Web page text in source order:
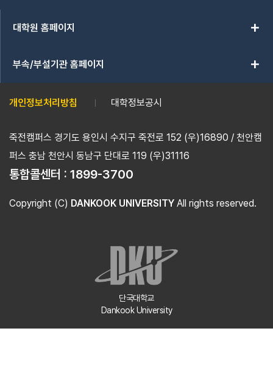
대학원 홈페이지 add
부속/부설기관 홈페이지 add
개인정보처리방침 대학정보공시
죽전캠퍼스 경기도 용인시 수지구 죽전로 152 (우)16890 / 천안캠
퍼스 충남 천안시 동남구 단대로 119 (우)31116
통합콜센터 : 1899-3700
Copyright (C) DANKOOK UNIVERSITY All rights reserved.
단국대학교
Dankook University